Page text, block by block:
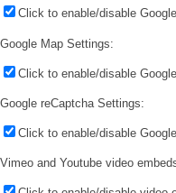
Click to enable/disable
Google Map Settings:
Click to enable/disable
Google reCaptcha Settings:
Click to enable/disable
Vimeo and Youtube video